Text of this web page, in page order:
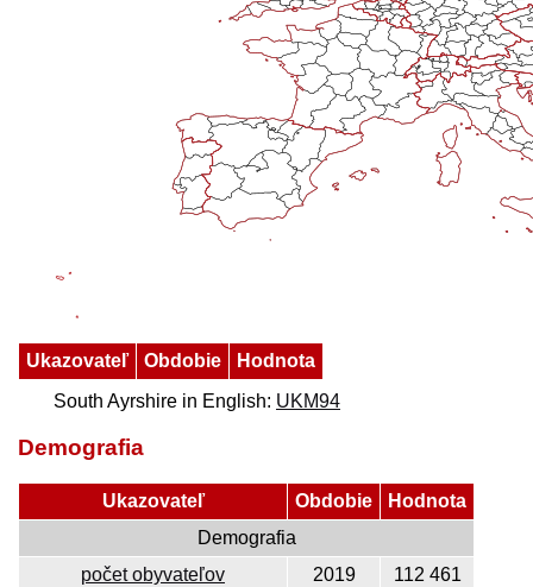
Ukazovateľ Obdobie
Hodnota
South Ayrshire in English: UKM94
Demografia
Ukazovateľ Obdobie
Hodnota
Demografia
počet obyvateľov
2019
112 461